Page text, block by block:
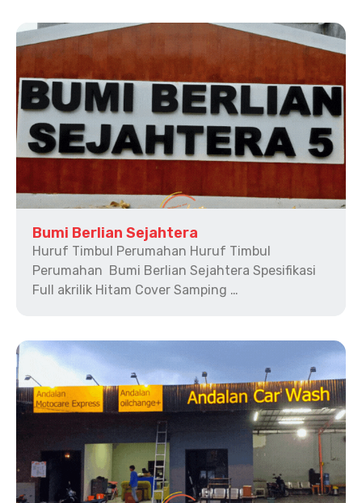
Bumi Berlian Sejahtera
Huruf Timbul Perumahan Huruf Timbul
Perumahan Bumi Berlian Sejahtera Spesifikasi
Full akrilik Hitam Cover Samping …